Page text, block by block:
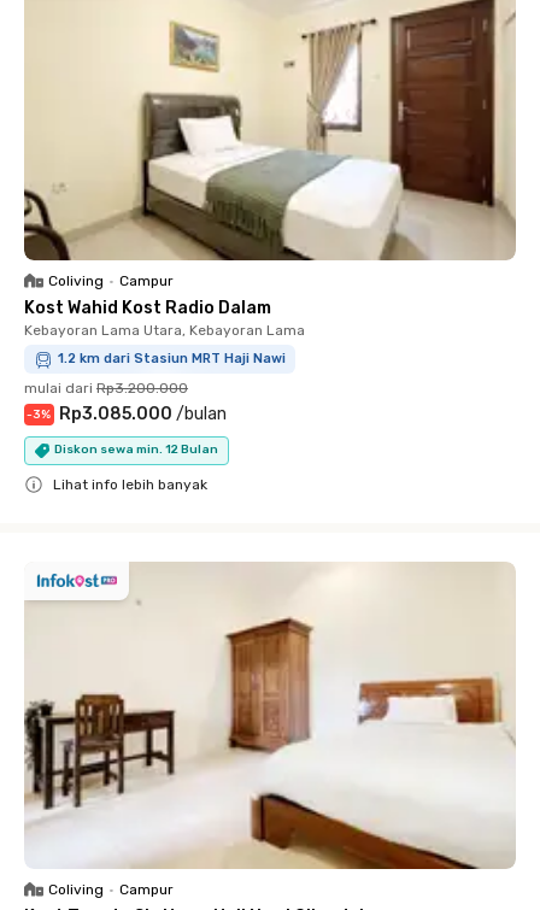
Coliving • Campur
Kost Wahid Kost Radio Dalam
Kebayoran Lama Utara, Kebayoran Lama
1.2 km dari Stasiun MRT Haji Nawi
mulai dari Rp3.200.000
-3% Rp3.085.000 /bulan
Diskon sewa min. 12 Bulan
Lihat info lebih banyak
Coliving • Campur